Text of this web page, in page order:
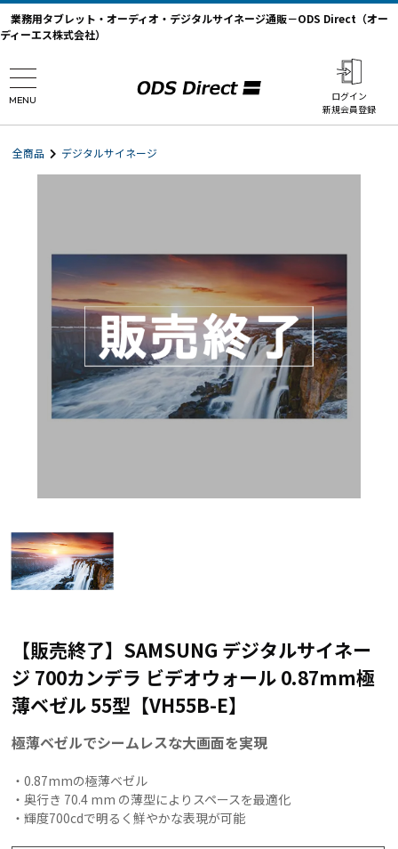
業務用タブレット・オーディオ・デジタルサイネージ通販－ODS Direct（オー
ディーエス株式会社）
MENU
ログイン
新規会員登録
全商品 デジタルサイネージ
【販売終了】SAMSUNG デジタルサイネー
ジ 700カンデラ ビデオウォール 0.87mm極
薄ベゼル 55型【VH55B-E】
極薄ベゼルでシームレスな大画面を実現
・0.87mmの極薄ベゼル
・奥行き 70.4 mm の薄型によりスペースを最適化
・輝度700cdで明るく鮮やかな表現が可能